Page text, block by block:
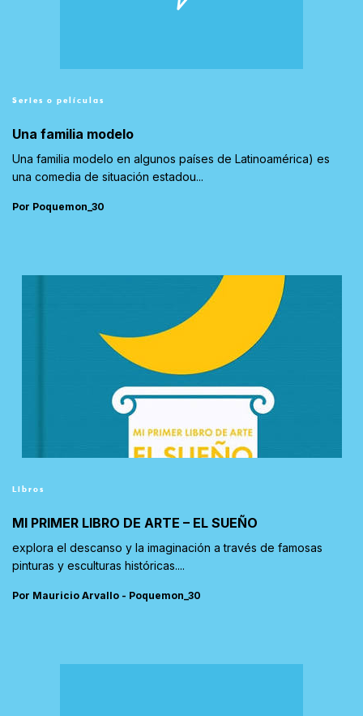
Series o películas
Una familia modelo
Una familia modelo en algunos países de Latinoamérica) es
una comedia de situación estadou...
Por Poquemon_30
Libros
MI PRIMER LIBRO DE ARTE – EL SUEÑO
explora el descanso y la imaginación a través de famosas
pinturas y esculturas históricas....
Por Mauricio Arvallo - Poquemon_30